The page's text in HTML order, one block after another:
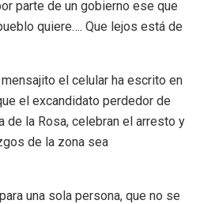
parte de un gobierno ese que
quiere…. Que lejos está de
el celular ha escrito en
el excandidato perdedor de
de la Rosa, celebran el arresto y
de la zona sea
una sola persona, que no se